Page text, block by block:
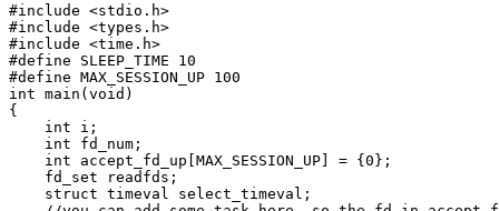
#include <stdio.h>
#include <types.h>
#include <time.h>
#define SLEEP_TIME 10
#define MAX_SESSION_UP 100
int main(void)
{
    int i;
    int fd_num;
    int accept_fd_up[MAX_SESSION_UP] = {0};
    fd_set readfds;
    struct timeval select_timeval;